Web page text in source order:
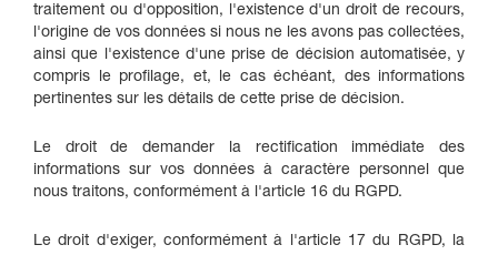
traitement ou d'opposition, l'existence d'un droit de recours,
l'origine de vos données si nous ne les avons pas collectées,
ainsi que l'existence d'une prise de décision automatisée, y
compris le profilage, et, le cas échéant, des informations
pertinentes sur les détails de cette prise de décision.
Le droit de demander la rectification immédiate des
informations sur vos données à caractère personnel que
nous traitons, conformément à l'article 16 du RGPD.
Le droit d'exiger, conformément à l'article 17 du RGPD, la